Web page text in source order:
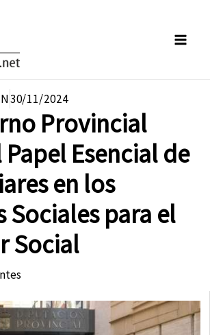
30/11/2024
Provincial
Esencial de
en los
Sociales para el
Social